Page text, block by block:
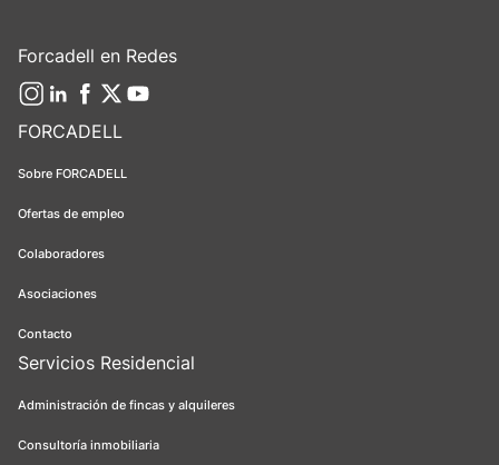
FORCADELL
Sobre FORCADELL
Ofertas de empleo
Colaboradores
Asociaciones
Contacto
Servicios Residencial
Administración de fincas y alquileres
Consultoría inmobiliaria
Forcadell en Redes